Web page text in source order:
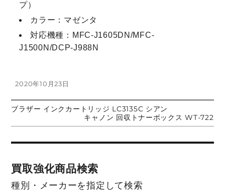
プ）
カラー：マゼンタ
対応機種：MFC-J1605DN/MFC-
J1500N/DCP-J988N
投
日:
2020年10月23日
投
ビ
前
投
ブラザー インクカートリッジ LC3135C シアン
の
稿:
キャノン 回収トナーボックス WT-722
買取強化商品検索
種別・メーカーを指定して検索